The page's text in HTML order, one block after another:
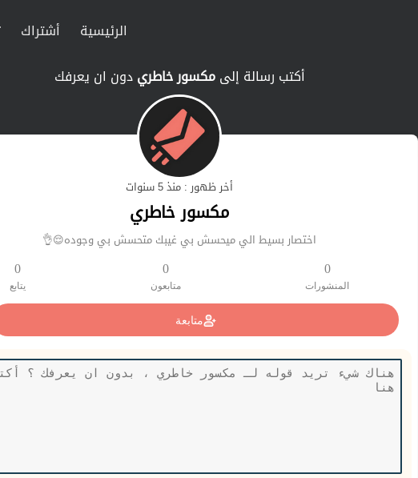
الرئيسية أشتراك
أكتب رسالة إلىمكسور خاطريدون ان يعرفك
أخر ظهور : منذ 5 سنوات
مكسور خاطري
اختصار بسيط الي ميحسش بي غيبك متحسش بي وجوده😌👌
0
المنشورات
0
متابعون
0
يتابع
متابعة